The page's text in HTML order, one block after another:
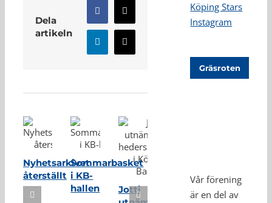
Dela
artikeln
Facebook
X
LinkedInE-
post
Nyhetsarkivet
återställt
Sommarbasket
i KB-
hallen
Jotti
Köping Stars
Instagram
Gräsroten
Vår förening
är en del av